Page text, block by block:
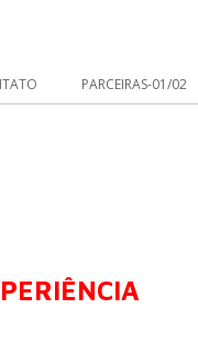
PARCEIRAS-01/02